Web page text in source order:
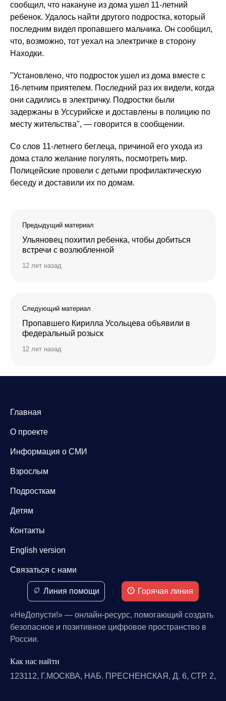
сообщил, что накануне из дома ушел 11-летний
ребенок. Удалось найти другого подростка, который
последним видел пропавшего мальчика. Он сообщил,
что, возможно, тот уехал на электричке в сторону
Находки.
"Установлено, что подросток ушел из дома вместе с
16-летним приятелем. Последний раз их видели, когда
они садились в электричку. Подростки были
задержаны в Уссурийске и доставлены в полицию по
месту жительства", — говорится в сообщении.
Со слов 11-летнего беглеца, причиной его ухода из
дома стало желание погулять, посмотреть мир.
Полицейские провели с детьми профилактическую
беседу и доставили их по домам.
Предыдущий материал
Ульяновец похитил ребенка, чтобы добиться
встречи с возлюбленной
12 лет назад
Следующий материал
Пропавшего Кирилла Усольцева объявили в
федеральный розыск
12 лет назад
Главная
О проекте
Информация о СМИ
Взрослым
Подросткам
Детям
Контакты
English version
Связаться с нами
Линия помощи Горячая линия
«НеДопусти!» — онлайн-ресурс, помогающий создать
безопасное и позитивное цифровое пространство в
России.
Как нас найти
123112, Г.МОСКВА, НАБ. ПРЕСНЕНСКАЯ, Д. 6, СТР. 2,